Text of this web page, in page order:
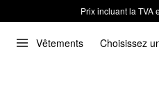
Prix incluant la TVA
Vêtements Choisissez